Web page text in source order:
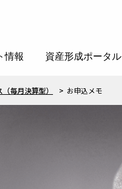
情報 資産形成ポータル
毎月決算型） お申込メモ